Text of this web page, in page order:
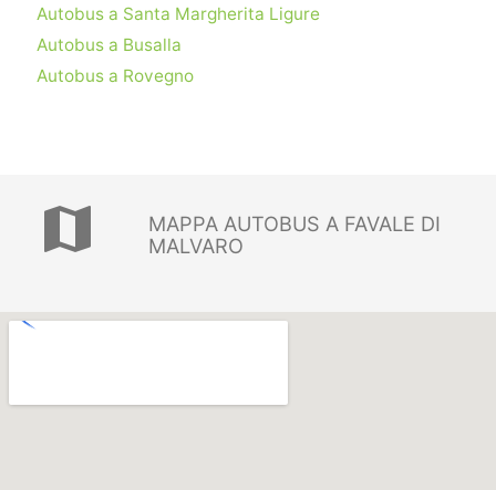
Autobus a Santa Margherita Ligure
Autobus a Busalla
Autobus a Rovegno
map
MAPPA AUTOBUS A FAVALE DI
MALVARO